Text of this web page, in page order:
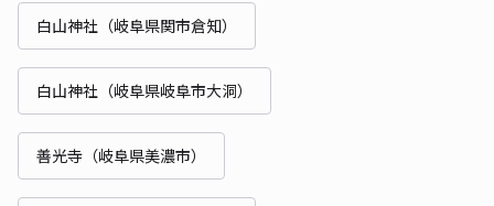
白山神社（岐阜県関市倉知）
白山神社（岐阜県岐阜市大洞）
善光寺（岐阜県美濃市）